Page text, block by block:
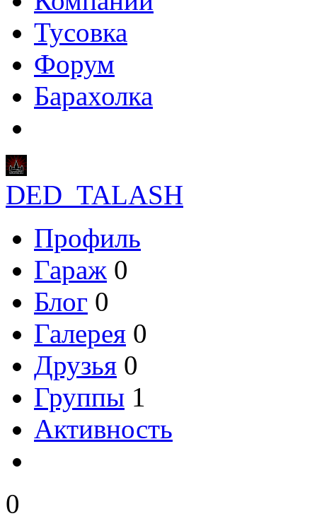
Тусовка
Форум
Барахолка
DED_TALASH
Профиль
Гараж 0
Блог 0
Галерея 0
Друзья 0
Группы 1
Активность
0